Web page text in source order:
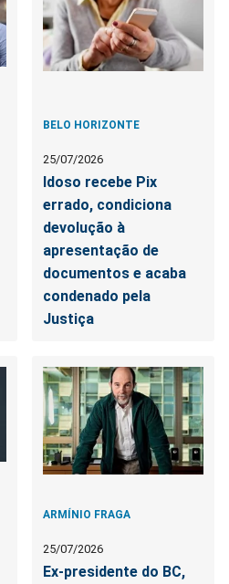
BELO HORIZONTE
25/07/2026
Idoso recebe Pix
errado, condiciona
devolução à
apresentação de
documentos e acaba
condenado pela
Justiça
ARMÍNIO FRAGA
25/07/2026
Ex-presidente do BC,